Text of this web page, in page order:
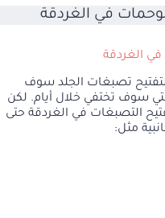
في الغردقة
في الغردقة
لتفتيح تصبغات الجلد سوف
سوف تختفي خلال أيام. لكن
التصبغات في الغردقة حتى
مثل: